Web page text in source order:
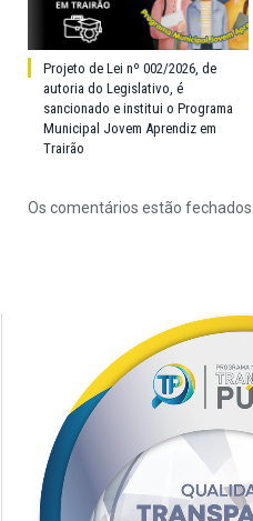
Projeto de Lei nº 002/2026, de
autoria do Legislativo, é
sancionado e institui o Programa
Municipal Jovem Aprendiz em
Trairão
Os comentários estão fechados.